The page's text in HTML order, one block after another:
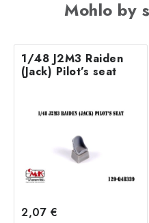
Mohlo by
1/48 J2M3 Raiden
(Jack) Pilot’s seat
2,07 €